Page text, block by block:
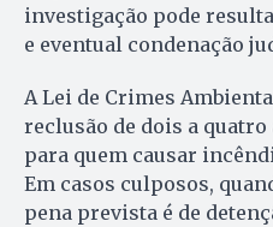
investigação pode
e eventual condenação
A Lei de Crimes
reclusão de dois a
para quem causar
Em casos culposos,
pena prevista é de